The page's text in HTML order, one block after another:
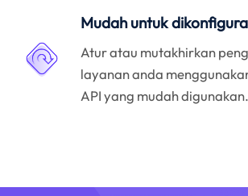
Mudah untuk
Atur atau mutakhirkan
layanan anda
API yang mudah digunakan.